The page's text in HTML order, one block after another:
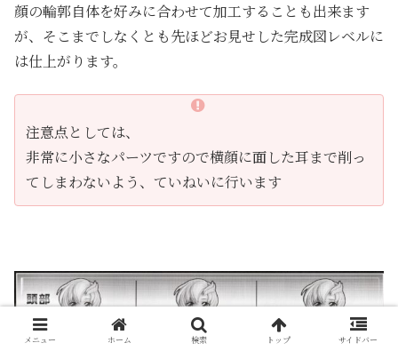
顔の輪郭自体を好みに合わせて加工することも出来ます
が、そこまでしなくとも先ほどお見せした完成図レベルに
は仕上がります。
注意点としては、
非常に小さなパーツですので横顔に面した耳まで削っ
てしまわないよう、ていねいに行います
メニュー ホーム 検索 トップ サイドバー